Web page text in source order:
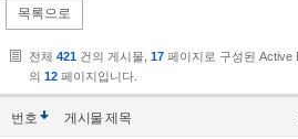
목록으로
전체 421 건의 게시물, 17 페이지로 구성된 Active
의 12 페이지입니다.
번호 게시물제목